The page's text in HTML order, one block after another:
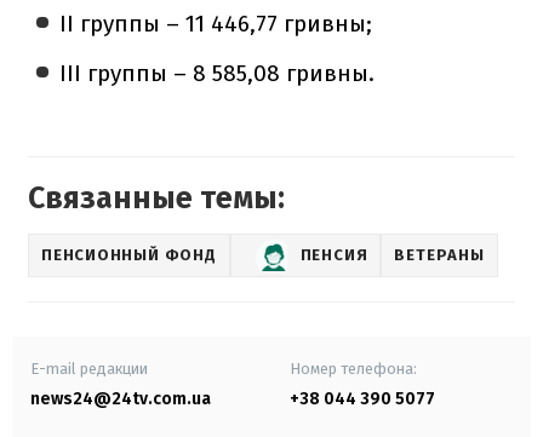
ІІ группы – 11 446,77 гривны;
ІІІ группы – 8 585,08 гривны.
Связанные темы:
ПЕНСИОННЫЙ ФОНД ПЕНСИЯ ВЕТЕРАНЫ
E-mail редакции
news24@24tv.com.ua
Номер телефона:
+38 044 390 5077